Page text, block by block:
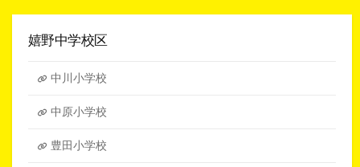
イ
嬉野中学校区
中川小学校
中原小学校
豊田小学校